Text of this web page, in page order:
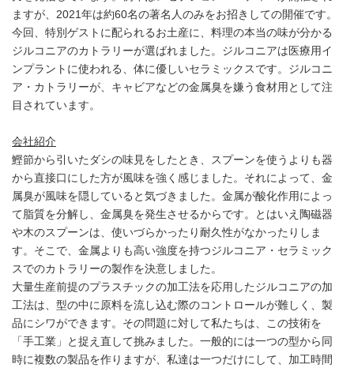
ますが、2021年は約60名の著名人のみをお招きしての開催です。
今回、特別ゲストに配られるお土産に、料理の本当の味が分かる
ジルコニアのカトラリーが選ばれました。ジルコニアは医療用イ
ンプラントに使われる、体に優しいセラミックスです。ジルコニ
ア・カトラリーが、キャビアなどの金属臭を嫌う食材用として注
目されています。
会社紹介
鰹節から引いたダシの味見をしたとき、スプーンを使うよりも器
から直接口にした方が風味を強く感じました。それによって、金
属臭が風味を隠していると気づきました。金属が酸化作用によっ
て脂質を分解し、金属臭を発生させるからです。とはいえ陶磁器
や木のスプーンは、使いづらかったり耐久性がなかったりしま
す。そこで、金属よりも高い強度を持つジルコニア・セラミック
スでのカトラリーの製作を決意しました。
大量生産前提のプラスチックの加工法を応用したジルコニアの加
工法は、型の中に原料を流し込む際のコントロールが難しく、製
品にシワができます。その問題に対して私たちは、この技術を
「手工業」と捉え直して挑みました。一般的には一つの型から同
時に複数の製品を作りますが、私達は一つだけにして、加工時間